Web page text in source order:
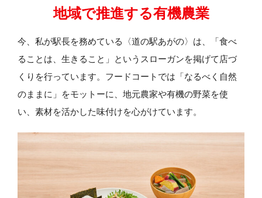
地域で推進する有機農業
今、私が駅長を務めている〈道の駅あがの〉は、「食べ
ることは、生きること」というスローガンを掲げて店づ
くりを行っています。フードコートでは「なるべく自然
のままに」をモットーに、地元農家や有機の野菜を使
い、素材を活かした味付けを心がけています。